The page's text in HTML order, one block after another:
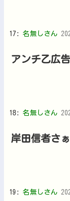
17: 名無しさん
アンチ乙広
18: 名無しさん
岸田信者さぁ
19: 名無しさん